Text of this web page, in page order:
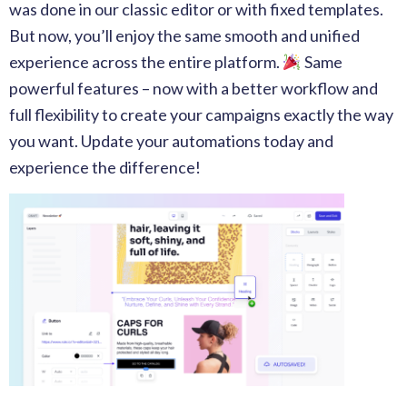
was done in our classic editor or with fixed templates.
But now, you’ll enjoy the same smooth and unified
experience across the entire platform.
Same
powerful features – now with a better workflow and
full flexibility to create your campaigns exactly the way
you want. Update your automations today and
experience the difference!